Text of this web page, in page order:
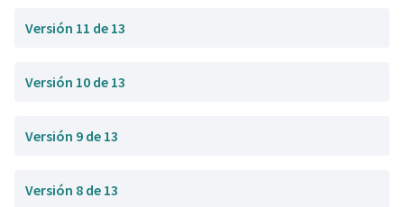
Versión 11 de 13
Versión 10 de 13
Versión 9 de 13
Versión 8 de 13